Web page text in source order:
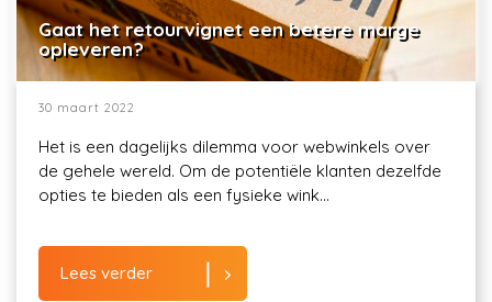
Gaat het retourvignet een betere marge
opleveren?
30 maart 2022
Het is een dagelijks dilemma voor webwinkels over
de gehele wereld. Om de potentiële klanten dezelfde
opties te bieden als een fysieke wink...
Lees verder